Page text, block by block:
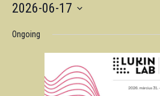
2026-06-17
date.
Ongoing